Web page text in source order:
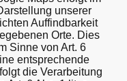
unserer
Auffindbarkeit
Orte. Dies
Sinne von Art. 6
entsprechende
die Verarbeitung